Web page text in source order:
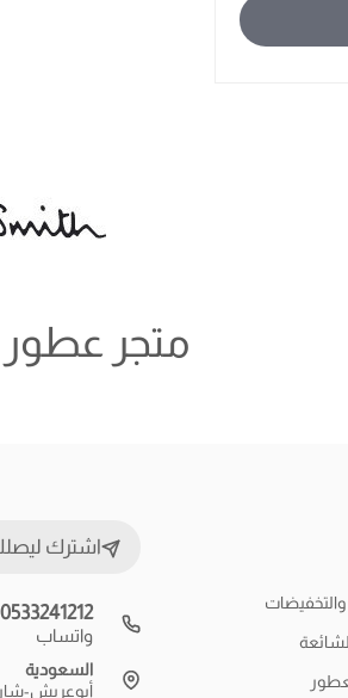
متجر
اشترك
0533241212
واتساب
السعودية
أبوعريش-